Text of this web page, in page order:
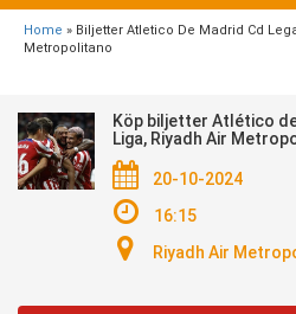
Home » Biljetter Atletico De Madrid Cd
Metropolitano
Köp biljetter Atlético de
Liga, Riyadh Air
20-10-2024
16:15
Riyadh Air